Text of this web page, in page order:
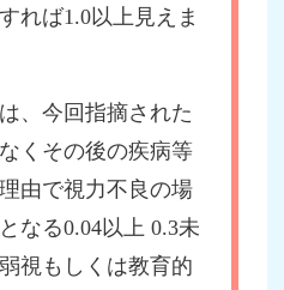
れば1.0以上見えま
、今回指摘された
くその後の疾病等
由で視力不良の場
なる0.04以上 0.3未
視もしくは教育的